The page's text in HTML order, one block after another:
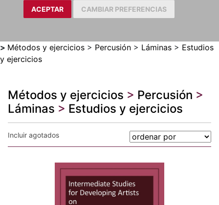
ACEPTAR CAMBIAR PREFERENCIAS
> Métodos y ejercicios > Percusión > Láminas > Estudios
y ejercicios
Métodos y ejercicios > Percusión >
Láminas > Estudios y ejercicios
Incluir agotados